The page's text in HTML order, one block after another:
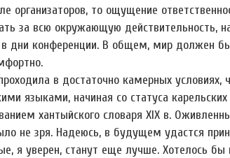
организаторов, то ощущение
за всю окружающую действительность,
в дни конференции. В общем, мир должен
в достаточно камерных условиях,
языками, начиная со статуса
хантыйского словаря XIX в.
не зря. Надеюсь, в будущем удастся
я уверен, станут еще лучше. Хотелось бы